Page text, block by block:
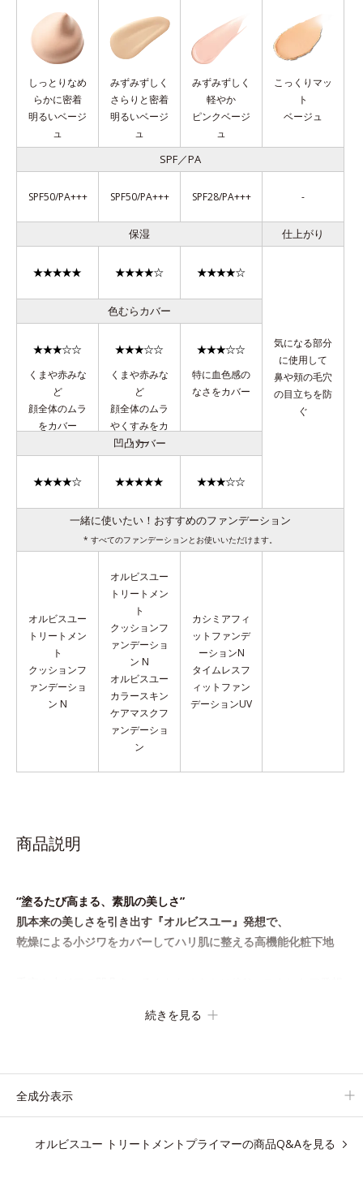
しっとりなめ
らかに密着
明るいベージ
ュ
みずみずしく
さらりと密着
明るいベージ
ュ
みずみずしく
軽やか
ピンクベージ
ュ
こっくりマッ
ト
ベージュ
SPF／PA
SPF50/PA+++ SPF50/PA+++ SPF28/PA+++ -
保湿 仕上がり
気になる部分
に使用して
鼻や頬の毛穴
の目立ちを防
ぐ
色むらカバー
くまや赤みな
ど
顔全体のムラ
をカバー
くまや赤みな
ど
顔全体のムラ
やくすみをカ
バー
特に血色感の
なさをカバー
凹凸カバー
一緒に使いたい！おすすめのファンデーション
* すべてのファンデーションとお使いいただけます。
オルビスユー
トリートメン
ト
クッションフ
ァンデーショ
ン N
オルビスユー
トリートメン
ト
クッションフ
ァンデーショ
ン N
オルビスユー
カラースキン
ケアマスクフ
ァンデーショ
ン
カシミアフィ
ットファンデ
ーションN
タイムレスフ
ィットファン
デーションUV
商品説明
“塗るたび高まる、素肌の美しさ”
肌本来の美しさを引き出す『オルビスユー』発想で、
乾燥による小ジワをカバーしてハリ肌に整える高機能化粧下地
保湿成分が肌全層(*2)に働きかけて、肌のうるおいをグンとアッ
ケアのW効果で軽やかな美肌を印象づけます。
合成分(*3)が、ブルーライト、紫外線、大気中の微粒子汚れなど
続きを見る
全成分表示
オルビスユー トリートメントプライマーの商品Q&Aを見る